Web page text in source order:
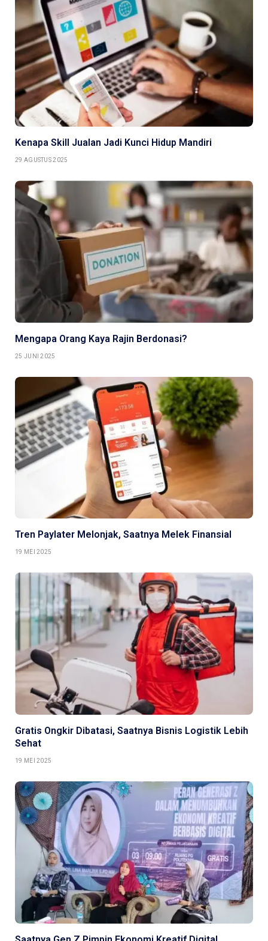
Kenapa Skill Jualan Jadi Kunci Hidup Mandiri
29 AGUSTUS 2025
Mengapa Orang Kaya Rajin Berdonasi?
25 JUNI 2025
Tren Paylater Melonjak, Saatnya Melek Finansial
19 MEI 2025
Gratis Ongkir Dibatasi, Saatnya Bisnis Logistik Lebih
Sehat
19 MEI 2025